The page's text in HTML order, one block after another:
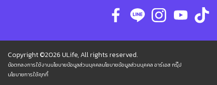
Copyright ©2026 ULife, All rights reserved.
ข้อตกลงการใช้งานนโยบายข้อมูลส่วนบุคคลนโยบายข้อมูลส่วนบุคคล อาร์เอส กรุ๊ป
นโยบายการใช้คุกกี้